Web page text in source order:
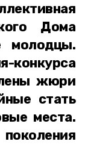
Дома
молодцы.
жюри
стать
места.